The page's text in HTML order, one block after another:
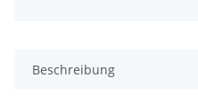
Beschreibung